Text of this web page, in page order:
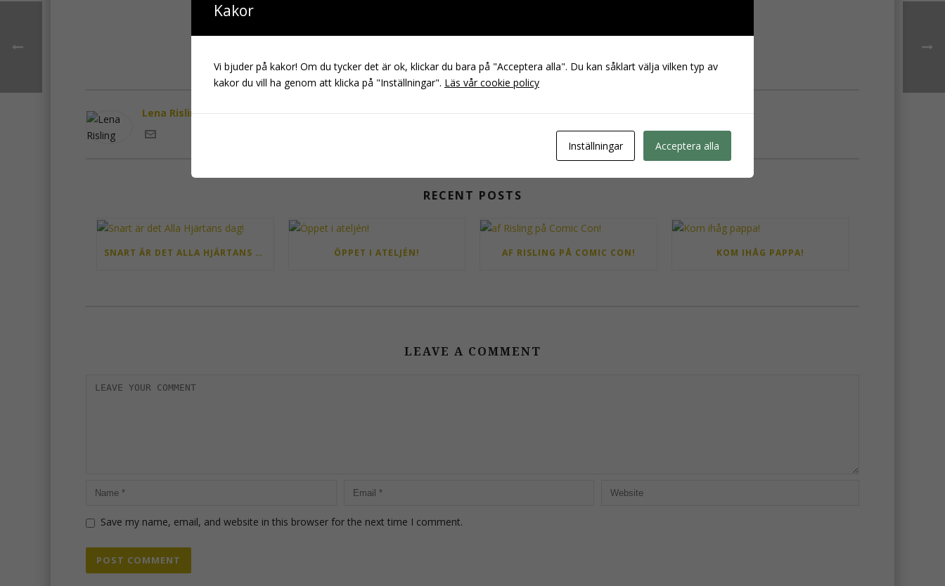
Lena Risling
RECENT POSTS
SNART ÄR DET ALLA HJÄRTANS DAG! ÖPPET I ATELJÉN! AF RISLING PÅ COMIC CON! KOM IHÅG PAPPA!
LEAVE A COMMENT
Save my name, email, and website in this browser for the next time I comment.
Kakor
Vi bjuder på kakor! Om du tycker det är ok, klickar du bara på "Acceptera alla". Du kan såklart välja vilken typ av
kakor du vill ha genom att klicka på "Inställningar". Läs vår cookie policy
Inställningar Acceptera alla